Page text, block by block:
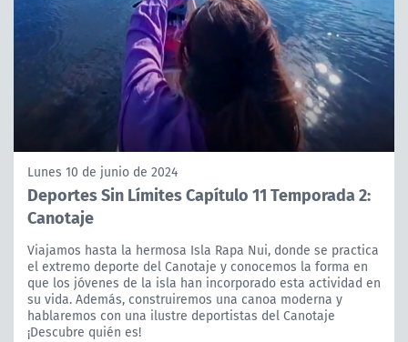
Lunes 10 de junio de 2024
Deportes Sin Límites Capítulo 11 Temporada 2:
Canotaje
Viajamos hasta la hermosa Isla Rapa Nui, donde se practica
el extremo deporte del Canotaje y conocemos la forma en
que los jóvenes de la isla han incorporado esta actividad en
su vida. Además, construiremos una canoa moderna y
hablaremos con una ilustre deportistas del Canotaje
¡Descubre quién es!